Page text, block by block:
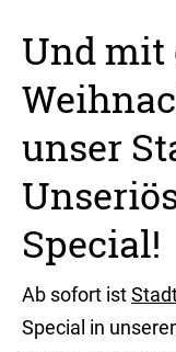
Und mit
unser
Special!
Ab sofort ist
Special in